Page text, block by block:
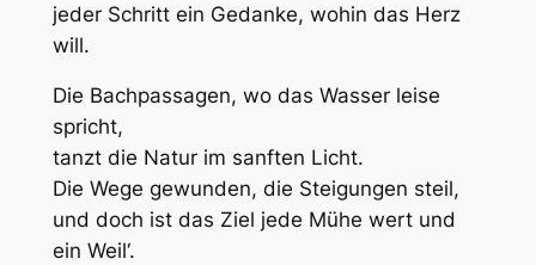
jeder Schritt ein Gedanke, wohin das Herz
will.
Die Bachpassagen, wo das Wasser leise
spricht,
tanzt die Natur im sanften Licht.
Die Wege gewunden, die Steigungen steil,
und doch ist das Ziel jede Mühe wert und
ein Weil‘.